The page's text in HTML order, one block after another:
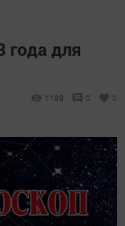
года для
1189 0 0